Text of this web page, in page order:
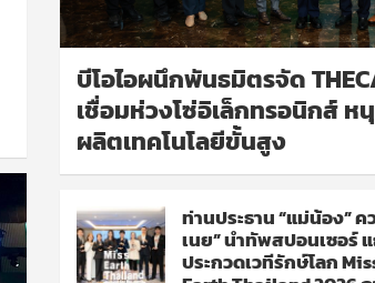
บีโอไอผนึกพันธมิตรจัด
เชื่อมห่วงโซ่อิเล็กทรอนิกส์ ห
ผลิตเทคโนโลยีขั้นสูง
ท่านประธาน “แม่น้อง”
เนย” นำทัพสปอนเซอร์
ประกวดเวทีรักษ์โลก